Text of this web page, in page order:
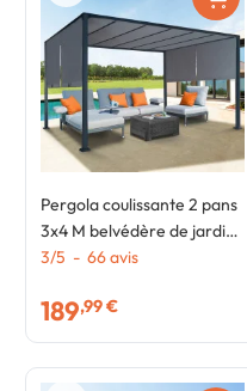
Pergola coulissante 2 pans
3x4 M belvédère de jardin
toile gris anthracite
3/5 - 66avis
189,99 €